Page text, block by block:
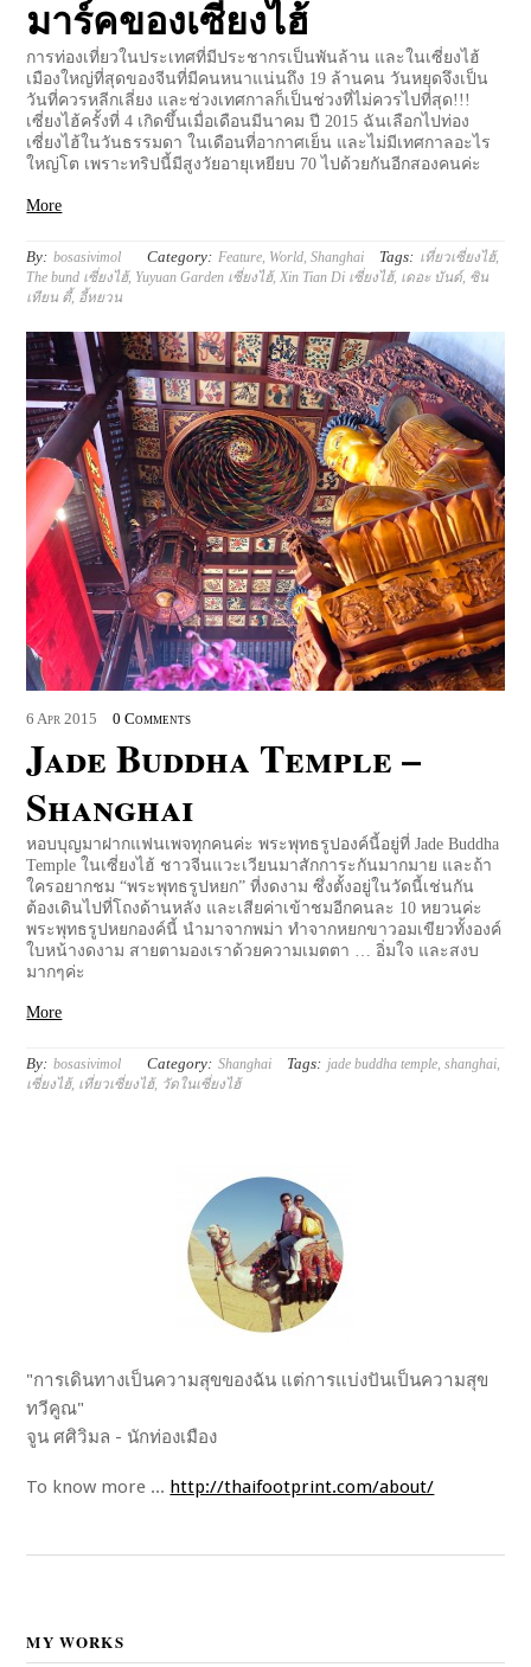
มาร์คของเซี่ยงไฮ้
การท่องเที่ยวในประเทศที่มีประชากรเป็นพันล้าน และในเซี่ยงไฮ้
เมืองใหญ่ที่สุดของจีนที่มีคนหนาแน่นถึง 19 ล้านคน วันหยุดจึงเป็น
วันที่ควรหลีกเลี่ยง และช่วงเทศกาลก็เป็นช่วงที่ไม่ควรไปที่สุด!!!
เซี่ยงไฮ้ครั้งที่ 4 เกิดขึ้นเมื่อเดือนมีนาคม ปี 2015 ฉันเลือกไปท่อง
เซี่ยงไฮ้ในวันธรรมดา ในเดือนที่อากาศเย็น และไม่มีเทศกาลอะไร
ใหญ่โต เพราะทริปนี้มีสูงวัยอายุเหยียบ 70 ไปด้วยกันอีกสองคนค่ะ
More
By: bosasivimol Category: Feature, World,Shanghai Tags: เที่ยวเซี่ยงไฮ้,
The bund เซี่ยงไฮ้, Yuyuan Garden เซี่ยงไฮ้,Xin Tian Di เซี่ยงไฮ้, เดอะ บันด์, ซิน
เทียน ตี้, อี้หยวน
6 Apr 2015 0 Comments
Jade Buddha Temple –
Shanghai
หอบบุญมาฝากแฟนเพจทุกคนค่ะ พระพุทธรูปองค์นี้อยู่ที่ Jade Buddha
Temple ในเซี่ยงไฮ้ ชาวจีนแวะเวียนมาสักการะกันมากมาย และถ้า
ใครอยากชม “พระพุทธรูปหยก” ที่งดงาม ซึ่งตั้งอยู่ในวัดนี้เช่นกัน
ต้องเดินไปที่โถงด้านหลัง และเสียค่าเข้าชมอีกคนละ 10 หยวนค่ะ
พระพุทธรูปหยกองค์นี้ นำมาจากพม่า ทำจากหยกขาวอมเขียวทั้งองค์
ใบหน้างดงาม สายตามองเราด้วยความเมตตา … อิ่มใจ และสงบ
มากๆค่ะ
More
By: bosasivimol Category: Shanghai Tags: jade buddha temple, shanghai,
เซี่ยงไฮ้, เที่ยวเซี่ยงไฮ้, วัดในเซี่ยงไฮ้
"การเดินทางเป็นความสุขของฉัน แต่การแบ่งปันเป็นความสุข
ทวีคูณ"
จูน ศศิวิมล - นักท่องเมือง
To know more ... http://thaifootprint.com/about/
MY WORKS